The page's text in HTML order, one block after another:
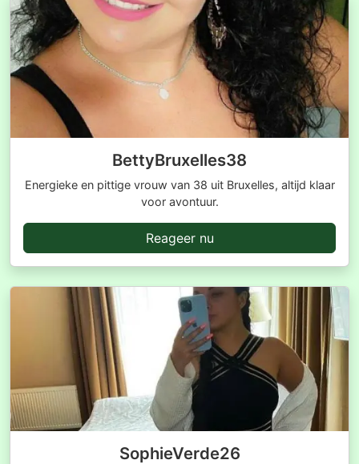
BettyBruxelles38
Energieke en pittige vrouw van 38 uit Bruxelles, altijd klaar
voor avontuur.
Reageer nu
SophieVerde26